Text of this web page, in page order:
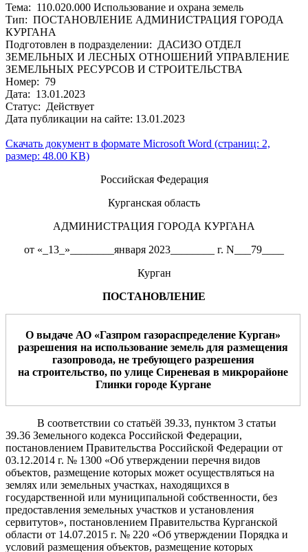
Тема: 110.020.000 Использование и охрана земель
Тип: ПОСТАНОВЛЕНИЕ АДМИНИСТРАЦИЯ ГОРОДА
КУРГАНА
Подготовлен в подразделении: ДАСИЗО ОТДЕЛ
ЗЕМЕЛЬНЫХ И ЛЕСНЫХ ОТНОШЕНИЙ УПРАВЛЕНИЕ
ЗЕМЕЛЬНЫХ РЕСУРСОВ И СТРОИТЕЛЬСТВА
Номер: 79
Дата: 13.01.2023
Статус: Действует
Дата публикации на сайте: 13.01.2023
Скачать документ в формате Microsoft Word (страниц: 2,
размер: 48.00 KB)
Российская Федерация
Курганская область
АДМИНИСТРАЦИЯ ГОРОДА КУРГАНА
от «_13_»________января 2023________ г. N___79____
Курган
ПОСТАНОВЛЕНИЕ
О выдаче АО «Газпром газораспределение Курган»
разрешения на использование земель для размещения
газопровода, не требующего разрешения
на строительство, по улице Сиреневая в микрорайоне
Глинки городе Кургане
В соответствии со статьёй 39.33, пунктом 3 статьи
39.36 Земельного кодекса Российской Федерации,
постановлением Правительства Российской Федерации от
03.12.2014 г. № 1300 «Об утверждении перечня видов
объектов, размещение которых может осуществляться на
землях или земельных участках, находящихся в
государственной или муниципальной собственности, без
предоставления земельных участков и установления
сервитутов», постановлением Правительства Курганской
области от 14.07.2015 г. № 220 «Об утверждении Порядка и
условий размещения объектов, размещение которых